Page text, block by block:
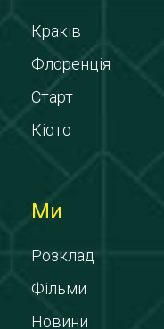
Краків
Флоренція
Старт
Кіото
Ми
Розклад
Фільми
Новини